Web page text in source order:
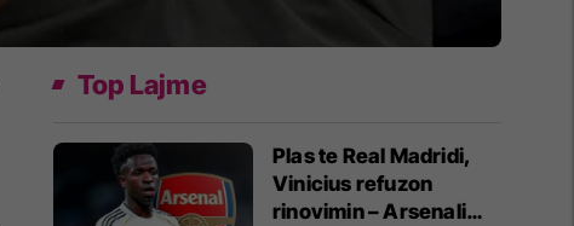
Top Lajme
Plas te Real Madridi,
Vinicius refuzon
rinovimin – Arsenali